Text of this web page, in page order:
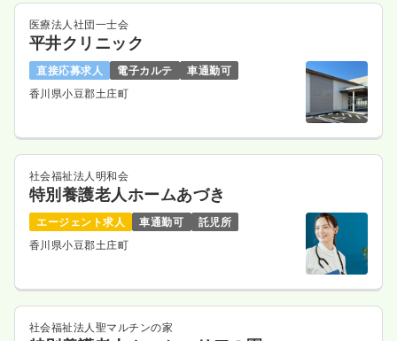
医療法人社団一士会
平井クリニック
直接応募求人 電子カルテ
車通勤可
香川県小豆郡土庄町
社会福祉法人明和会
特別養護老人ホームあづき
エージェント求人 車通勤可
託児所
香川県小豆郡土庄町
社会福祉法人聖マルチンの家